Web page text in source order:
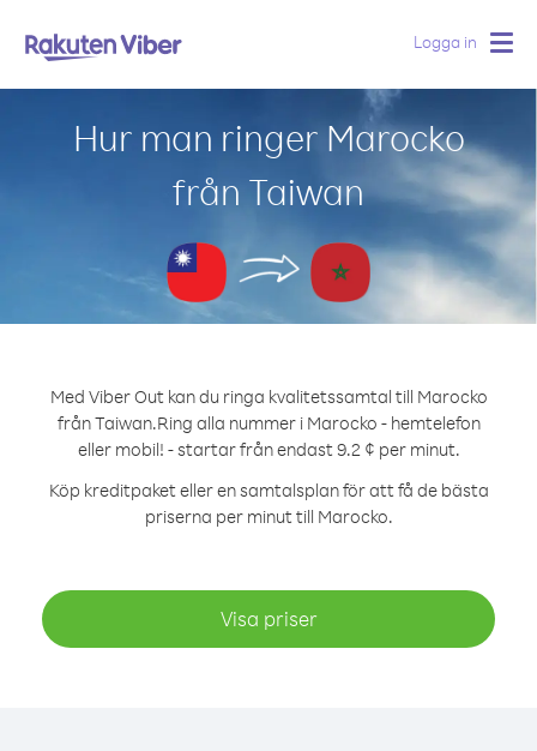
Logga in
Hur man ringer Marocko
från Taiwan
Med Viber Out kan du ringa kvalitetssamtal till Marocko
från Taiwan.Ring alla nummer i Marocko - hemtelefon
eller mobil! - startar från endast 9.2 ¢ per minut.
Köp kreditpaket eller en samtalsplan för att få de bästa
priserna per minut till Marocko.
Visa priser